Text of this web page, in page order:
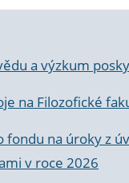
a výzkum
na Filozofické
na úroky z
v roce 2026